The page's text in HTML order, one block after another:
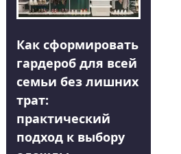
Как сформировать
гардероб для всей
семьи без лишних
трат:
практический
подход к выбору